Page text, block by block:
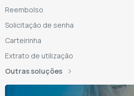
Reembolso
Solicitação de senha
Carteirinha
Extrato de utilização
Outras soluções